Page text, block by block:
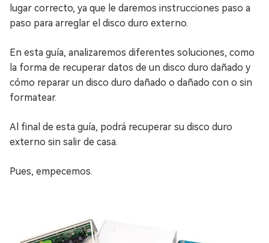
lugar correcto, ya que le daremos instrucciones paso a
paso para arreglar el disco duro externo.
En esta guía, analizaremos diferentes soluciones, como
la forma de recuperar datos de un disco duro dañado y
cómo reparar un disco duro dañado o dañado con o sin
formatear.
Al final de esta guía, podrá recuperar su disco duro
externo sin salir de casa.
Pues, empecemos.